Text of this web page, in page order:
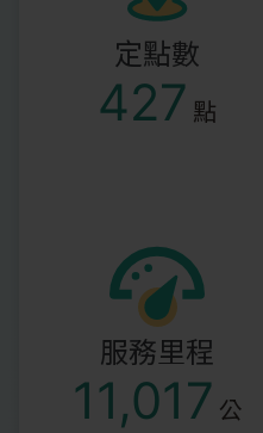
定點數
427 點
服務里程
11,017 公